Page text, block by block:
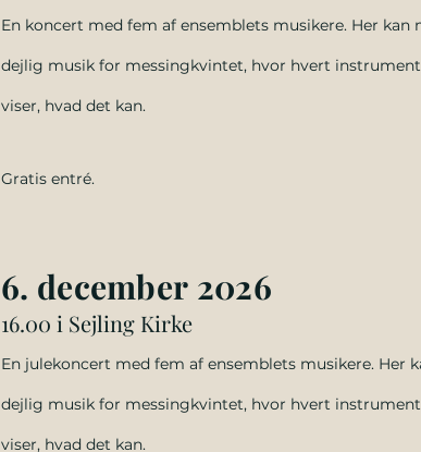
En koncert med fem af ensemblets musikere. Her kan
dejlig musik for messingkvintet, hvor hvert
viser, hvad det kan.
Gratis entré.
6. december 2026
16.00 i Sejling Kirke
En julekoncert med fem af ensemblets musikere. Her
dejlig musik for messingkvintet, hvor hvert
viser, hvad det kan.